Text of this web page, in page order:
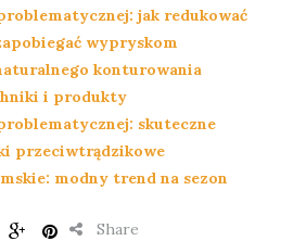
jak redukować
wypryskom
konturowania
i produkty
skuteczne
przeciwtrądzikowe
modny trend na sezon
Share